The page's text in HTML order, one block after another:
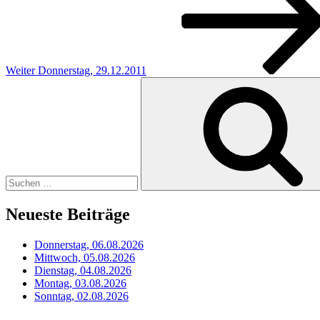
Weiter Donnerstag, 29.12.2011
Neueste Beiträge
Donnerstag, 06.08.2026
Mittwoch, 05.08.2026
Dienstag, 04.08.2026
Montag, 03.08.2026
Sonntag, 02.08.2026